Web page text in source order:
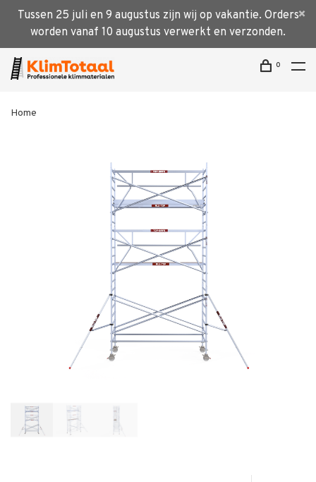
Tussen 25 juli en 9 augustus zijn wij op vakantie. Orders
worden vanaf 10 augustus verwerkt en verzonden.
0
Home